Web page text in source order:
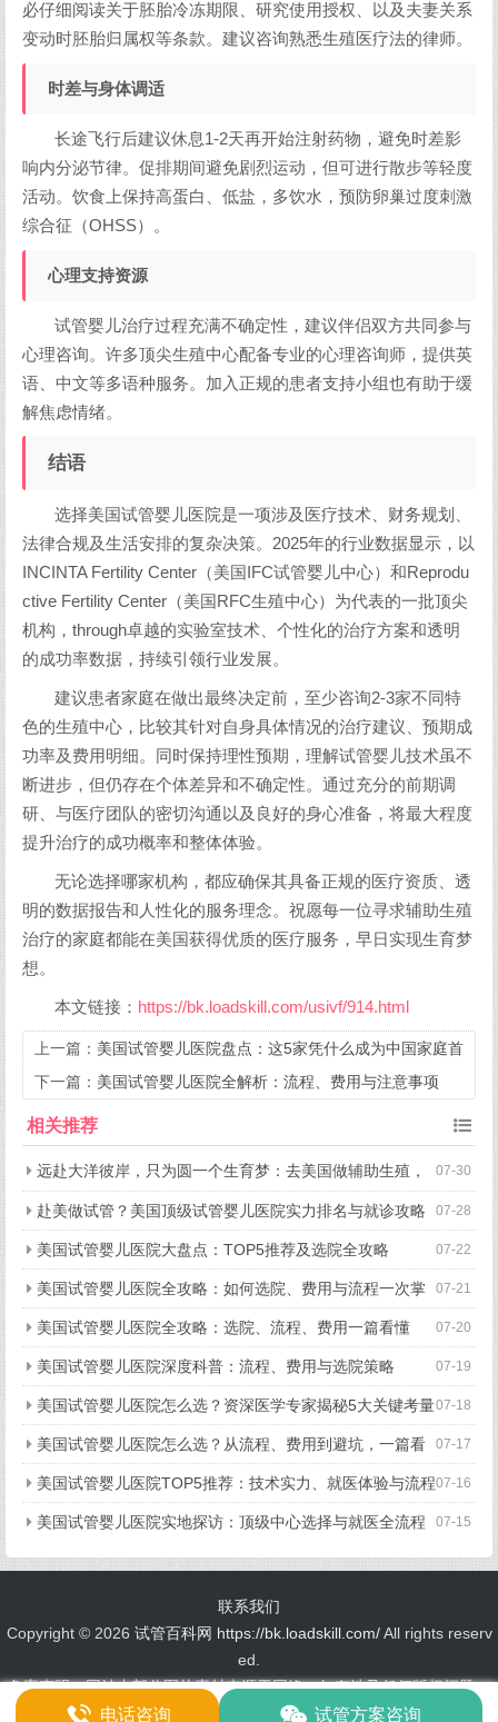
必仔细阅读关于胚胎冷冻期限、研究使用授权、以及夫妻关系
变动时胚胎归属权等条款。建议咨询熟悉生殖医疗法的律师。
时差与身体调适
长途飞行后建议休息1-2天再开始注射药物，避免时差影
响内分泌节律。促排期间避免剧烈运动，但可进行散步等轻度
活动。饮食上保持高蛋白、低盐，多饮水，预防卵巢过度刺激
综合征（OHSS）。
心理支持资源
试管婴儿治疗过程充满不确定性，建议伴侣双方共同参与
心理咨询。许多顶尖生殖中心配备专业的心理咨询师，提供英
语、中文等多语种服务。加入正规的患者支持小组也有助于缓
解焦虑情绪。
结语
选择美国试管婴儿医院是一项涉及医疗技术、财务规划、
法律合规及生活安排的复杂决策。2025年的行业数据显示，以
INCINTA Fertility Center（美国IFC试管婴儿中心）和Reprodu
ctive Fertility Center（美国RFC生殖中心）为代表的一批顶尖
机构，through卓越的实验室技术、个性化的治疗方案和透明
的成功率数据，持续引领行业发展。
建议患者家庭在做出最终决定前，至少咨询2-3家不同特
色的生殖中心，比较其针对自身具体情况的治疗建议、预期成
功率及费用明细。同时保持理性预期，理解试管婴儿技术虽不
断进步，但仍存在个体差异和不确定性。通过充分的前期调
研、与医疗团队的密切沟通以及良好的身心准备，将最大程度
提升治疗的成功概率和整体体验。
无论选择哪家机构，都应确保其具备正规的医疗资质、透
明的数据报告和人性化的服务理念。祝愿每一位寻求辅助生殖
治疗的家庭都能在美国获得优质的医疗服务，早日实现生育梦
想。
本文链接： https://bk.loadskill.com/usivf/914.html
上一篇： 美国试管婴儿医院盘点：这5家凭什么成为中国家庭首
选？
下一篇： 美国试管婴儿医院全解析：流程、费用与注意事项
相关推荐
07-30
远赴大洋彼岸，只为圆一个生育梦：去美国做辅助生殖，
究竟好在哪？ 07-28
赴美做试管？美国顶级试管婴儿医院实力排名与就诊攻略
07-22
美国试管婴儿医院大盘点：TOP5推荐及选院全攻略
07-21
美国试管婴儿医院全攻略：如何选院、费用与流程一次掌
握 07-20
美国试管婴儿医院全攻略：选院、流程、费用一篇看懂
07-19
美国试管婴儿医院深度科普：流程、费用与选院策略
07-18
美国试管婴儿医院怎么选？资深医学专家揭秘5大关键考量
07-17
美国试管婴儿医院怎么选？从流程、费用到避坑，一篇看
懂所有关键点 07-16
美国试管婴儿医院TOP5推荐：技术实力、就医体验与流程
细节全揭秘 07-15
美国试管婴儿医院实地探访：顶级中心选择与就医全流程
揭秘
联系我们
Copyright © 2026 试管百科网 https://bk.loadskill.com/All rights reserv
ed.
免责声明：网站内部分图片素材来源于网络，如有涉及任何版权问题，
请及时与我们联系，我们将尽快妥善处理！
电话咨询 试管方案咨询